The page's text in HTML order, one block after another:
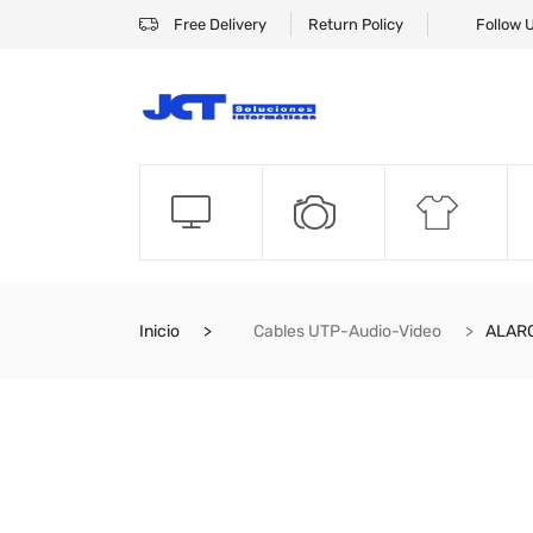
Free Delivery Return Policy Follow
Inicio Cables UTP-Audio-Video